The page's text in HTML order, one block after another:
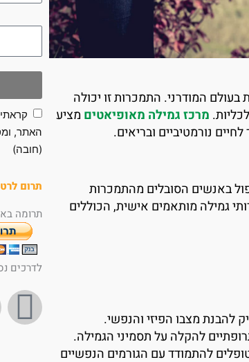
המודרני. התמכרות זו יכולה
מרכז גמילה מאופיאטים מציע
נורמטיביים ובריאים.
באנשים הסובלים מהתמכרות
גמילה מותאמים אישית, הכוללים
להבנת מצבו הפיזי והנפשי.
להקלה על תסמיני הגמילה.
להתמודד עם הגורמים הנפשיים
האתר,
(חובה)
תרום
תרומה
לדרכים
F